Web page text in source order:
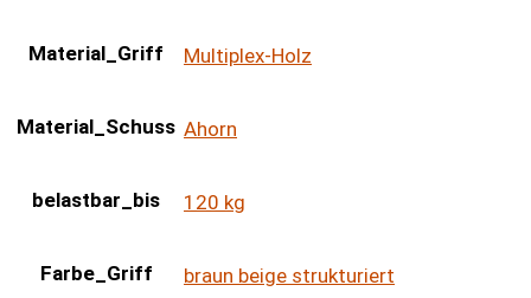
Material_Griff Multiplex-Holz
Material_Schuss Ahorn
belastbar_bis 120 kg
Farbe_Griff braun beige strukturiert